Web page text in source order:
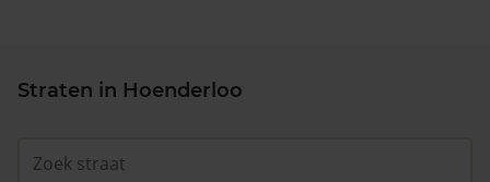
Straten in Hoenderloo